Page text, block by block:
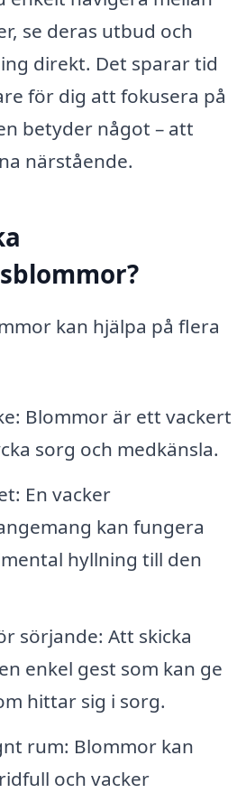
se deras utbud och
direkt. Det sparar tid
för dig att fokusera på
betyder något – att
närstående.
kan hjälpa på flera
Blommor är ett vackert
sorg och medkänsla.
En vacker
kan fungera
hyllning till den
sörjande: Att skicka
enkel gest som kan ge
hittar sig i sorg.
rum: Blommor kan
och vacker